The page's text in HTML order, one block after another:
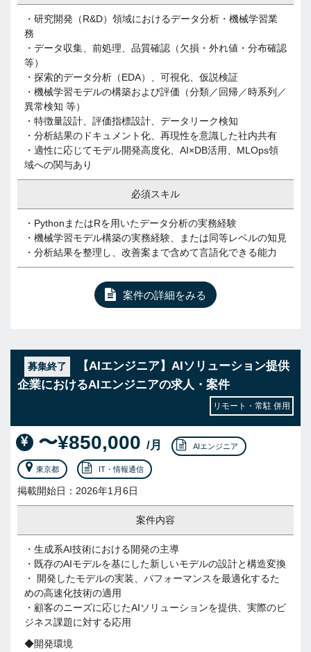
・研究開発（R&D）領域におけるデータ分析・機械学習業
務
・データ収集、前処理、品質確認（欠損・外れ値・分布確認
等）
・探索的データ分析（EDA）、可視化、仮説検証
・機械学習モデルの構築および評価（分類／回帰／時系列／
異常検知 等）
・特徴量設計、評価指標設計、データリーク検知
・分析結果のドキュメント化、再現性を意識した社内共有
・適性に応じてモデル開発高度化、AI×DB活用、MLOps領
域への関与あり
必須スキル
・PythonまたはRを用いたデータ分析の実務経験
・機械学習モデル構築の実務経験、または同等レベルの知見
・分析結果を整理し、改善案まで含めて言語化できる能力
案件の詳細をみる
募集終了
【AIエンジニア】AIソリューション提供
企業におけるAIエンジニアの求人・案件
リモート・常駐 併用
〜¥850,000 /月 AIエンジニア
東京都 IT・情報通信
掲載開始日：2026年1月6日
案件内容
・生成系AI技術における開発の主導
・既存のAIモデルを基にした新しいモデルの設計と構造変換
・ 開発したモデルの実装、パフォーマンスを最適化するた
めの高速化技術の適用
・顧客のニーズに応じたAIソリューションを提供、実際のビ
ジネス課題に対する応用
◆開発環境